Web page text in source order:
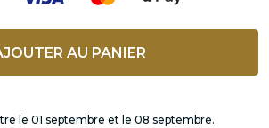
AU PANIER
le 01 septembre et le 08 septembre.